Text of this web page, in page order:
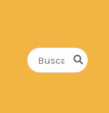
Buscar
por: